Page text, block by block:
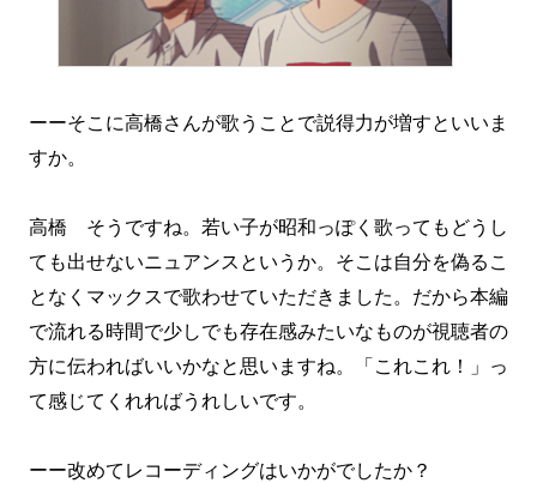
ーーそこに高橋さんが歌うことで説得力が増すといいま
すか。
高橋 そうですね。若い子が昭和っぽく歌ってもどうし
ても出せないニュアンスというか。そこは自分を偽るこ
となくマックスで歌わせていただきました。だから本編
で流れる時間で少しでも存在感みたいなものが視聴者の
方に伝わればいいかなと思いますね。「これこれ！」っ
て感じてくれればうれしいです。
ーー改めてレコーディングはいかがでしたか？